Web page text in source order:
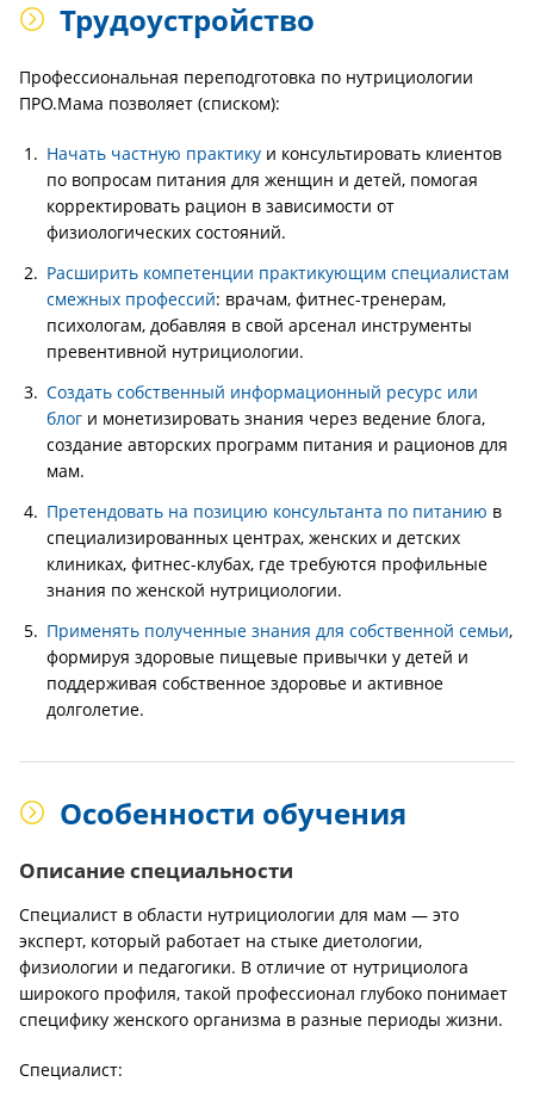
Трудоустройство
Профессиональная переподготовка по нутрициологии
ПРО.Мама позволяет (списком):
Начать частную практику и консультировать клиентов
по вопросам питания для женщин и детей, помогая
корректировать рацион в зависимости от
физиологических состояний.
Расширить компетенции практикующим специалистам
смежных профессий: врачам, фитнес-тренерам,
психологам, добавляя в свой арсенал инструменты
превентивной нутрициологии.
Создать собственный информационный ресурс или
блог и монетизировать знания через ведение блога,
создание авторских программ питания и рационов для
мам.
Претендовать на позицию консультанта по питанию в
специализированных центрах, женских и детских
клиниках, фитнес-клубах, где требуются профильные
знания по женской нутрициологии.
Применять полученные знания для собственной семьи,
формируя здоровые пищевые привычки у детей и
поддерживая собственное здоровье и активное
долголетие.
Особенности обучения
Описание специальности
Специалист в области нутрициологии для мам — это
эксперт, который работает на стыке диетологии,
физиологии и педагогики. В отличие от нутрициолога
широкого профиля, такой профессионал глубоко понимает
специфику женского организма в разные периоды жизни.
Специалист: